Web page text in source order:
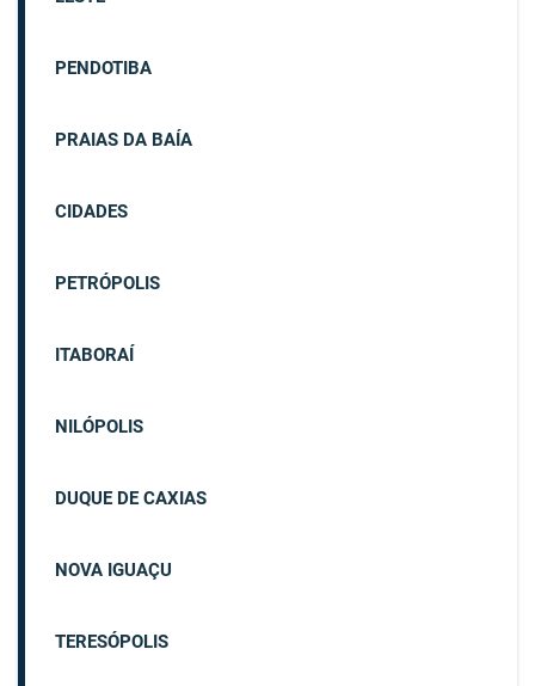
PENDOTIBA
PRAIAS DA BAÍA
CIDADES
PETRÓPOLIS
ITABORAÍ
NILÓPOLIS
DUQUE DE CAXIAS
NOVA IGUAÇU
TERESÓPOLIS